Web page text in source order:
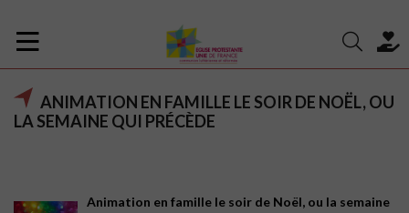
ANIMATION EN FAMILLE LE SOIR DE NOËL, OU
LA SEMAINE QUI PRÉCÈDE
Animation en famille le soir de Noël, ou la semaine